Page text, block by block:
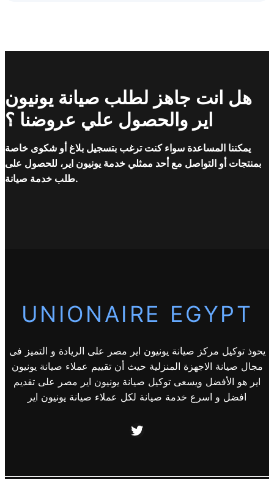
هل انت جاهز لطلب صيانة يونيون
اير والحصول علي عروضنا ؟
يمكننا المساعدة سواء كنت ترغب بتسجيل بلاغ أو شكوى خاصة
بمنتجات أو التواصل مع أحد ممثلي خدمة يونيون اير، للحصول على
طلب خدمة صيانة.
UNIONAIRE EGYPT
يحوذ توكيل مركز صيانة يونيون اير مصر على الريادة و التميز فى
مجال صيانة الاجهزة المنزلية حيث أن تقييم عملاء صيانة يونيون
اير هو الأفضل ويسعى توكيل صيانة يونيون اير مصر على تقديم
افضل و اسرع خدمة صيانة لكل عملاء صيانة يونيون اير
Twitter